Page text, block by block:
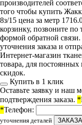
производителей
того чтобы купить
8з/15 цена за метр
корзинку, позвоните по
формой обратной
уточнения заказа и
Интернет-магазин
товара, для постоянных
скидок.
Купить в 1 клик
Оставьте заявку и наш
подтверждения заказа. *
*Телефон:
уточнения деталей